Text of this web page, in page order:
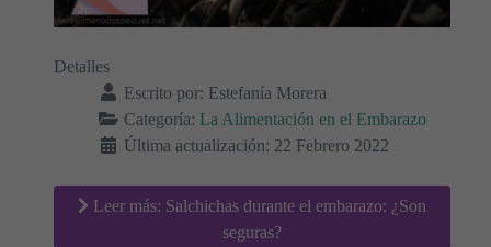
Detalles
Escrito por: Estefanía Morera
Categoría: La Alimentación en el Embarazo
Última actualización: 22 Febrero 2022
Leer más: Salchichas durante el embarazo: ¿Son
seguras?